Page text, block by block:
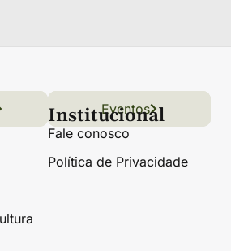
Grãos
Hortifrúti
Eventos
Institucional
Fale conosco
Política de Privacidade